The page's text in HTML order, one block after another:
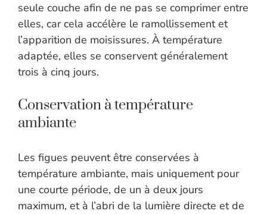
seule couche afin de ne pas se comprimer entre
elles, car cela accélère le ramollissement et
l’apparition de moisissures. À température
adaptée, elles se conservent généralement
trois à cinq jours.
Conservation à température
ambiante
Les figues peuvent être conservées à
température ambiante, mais uniquement pour
une courte période, de un à deux jours
maximum, et à l’abri de la lumière directe et de